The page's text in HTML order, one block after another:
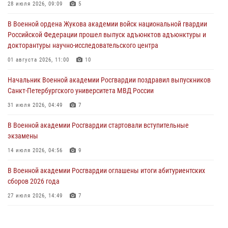
Курсант Военной академии войск национальной гвардии принял
22 июля 2026, 09:41
Мастер‑класс по стрельбе: точность, тактика, профессионализм
20 июля 2026, 11:17
108 лет со дня образования подразделений связи войск
28 июля 2026, 09:09 5
В Военной ордена Жукова академии войск национальной гвардии
Российской Федерации прошел выпуск адъюнктов адъюнктуры и
докторантуры научно-исследовательского центра
01 августа 2026, 11:00 10
Начальник Военной академии Росгвардии поздравил выпускников
Санкт-Петербургского университета МВД России
31 июля 2026, 04:49 7
В Военной академии Росгвардии стартовали вступительные
экзамены
14 июля 2026, 04:56 9
В Военной академии Росгвардии оглашены итоги абитуриентских
сборов 2026 года
27 июля 2026, 14:49 7